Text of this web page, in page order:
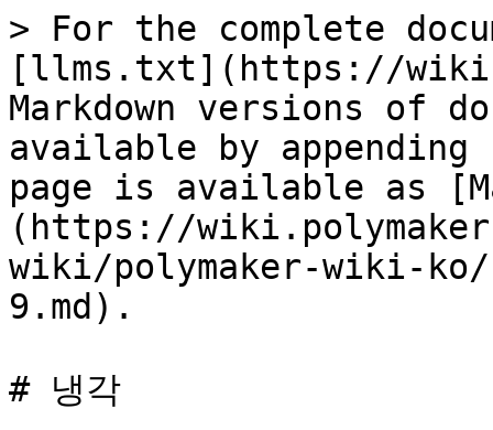
> For the complete
[llms.txt](https://
Markdown versions of
available by
page is available as
(https://
wiki/polymaker-wiki-
9.md).
# 냉각